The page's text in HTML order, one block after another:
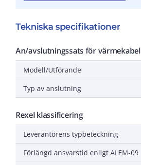
Tekniska specifikationer
An/avslutningssats för värmekabel
Modell/Utförande
Typ av anslutning
Rexel klassificering
Leverantörens typbeteckning
Förlängd ansvarstid enligt ALEM-09